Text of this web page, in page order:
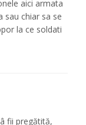
aici armata
sau chiar sa se
la ce soldati
fii pregătită,